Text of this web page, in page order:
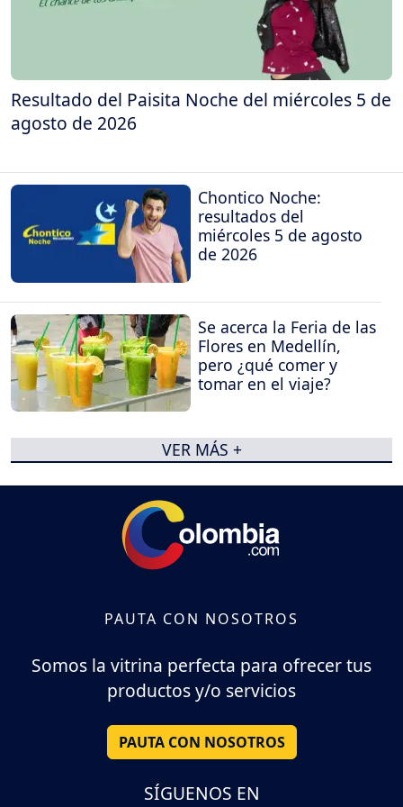
Resultado del Paisita Noche del miércoles 5 de
agosto de 2026
Chontico Noche:
resultados del
miércoles 5 de agosto
de 2026
Se acerca la Feria de las
Flores en Medellín,
pero ¿qué comer y
tomar en el viaje?
VER MÁS +
PAUTA CON NOSOTROS
Somos la vitrina perfecta para ofrecer tus
productos y/o servicios
PAUTA CON NOSOTROS
SÍGUENOS EN